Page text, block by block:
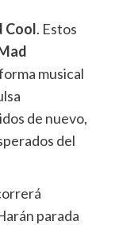
Cool. Estos
musical
de nuevo,
del
parada